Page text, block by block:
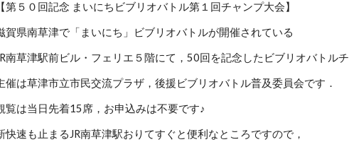
【第５０回記念 まいにちビブリオバトル第１回チャンプ大会】
賀県南草津で「まいにち」ビブリオバトルが開催されている
南草津駅前ビル・フェリエ５階にて，50回を記念したビブリオバトル
催は草津市立市民交流プラザ，後援ビブリオバトル普及委員会です．
覧は当日先着15席，お申込みは不要です♪
快速も止まるJR南草津駅おりてすぐと便利なところですので，